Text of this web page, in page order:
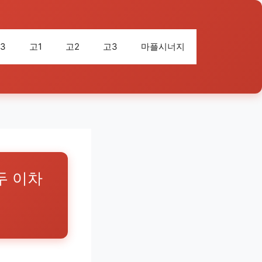
고1 고2 고3 마플시너지
이차